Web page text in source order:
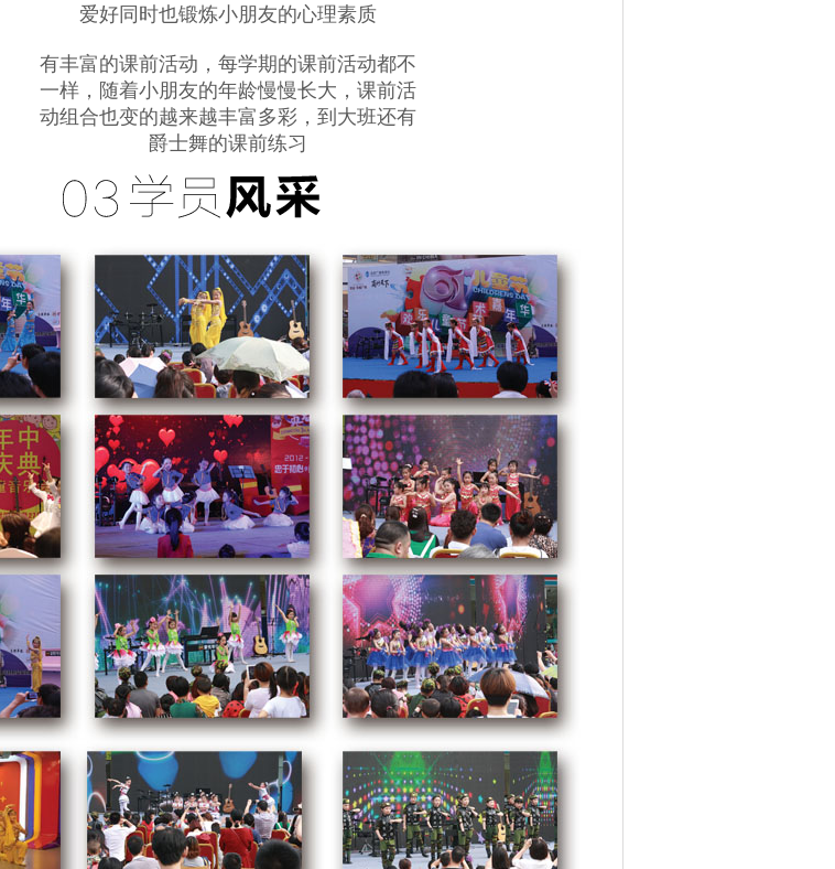
爱好同时也锻炼小朋友的心理素质
有丰富的课前活动，每学期的课前活动都不
一样，随着小朋友的年龄慢慢长大，课前活
动组合也变的越来越丰富多彩，到大班还有
爵士舞的课前练习